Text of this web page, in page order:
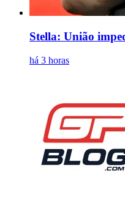
Stella: União
há 3 horas